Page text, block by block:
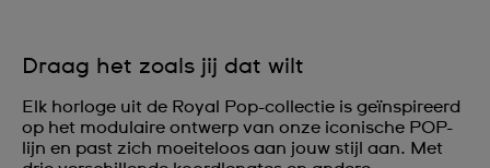
Draag het zoals jij dat wilt
Elk horloge uit de Royal Pop-collectie is geïnspireerd
op het modulaire ontwerp van onze iconische POP-
lijn en past zich moeiteloos aan jouw stijl aan. Met